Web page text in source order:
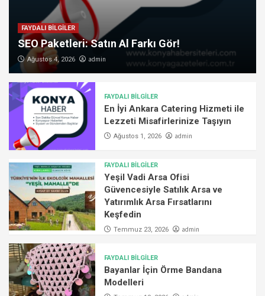
FAYDALI BİLGİLER
SEO Paketleri: Satın Al Farkı Gör!
Ağustos 4, 2026 admin
FAYDALI BİLGİLER
En İyi Ankara Catering Hizmeti ile
Lezzeti Misafirlerinize Taşıyın
Ağustos 1, 2026 admin
FAYDALI BİLGİLER
Yeşil Vadi Arsa Ofisi
Güvencesiyle Satılık Arsa ve
Yatırımlık Arsa Fırsatlarını
Keşfedin
Temmuz 23, 2026 admin
FAYDALI BİLGİLER
Bayanlar İçin Örme Bandana
Modelleri